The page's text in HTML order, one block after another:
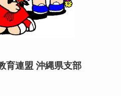
育連盟 沖縄県支部